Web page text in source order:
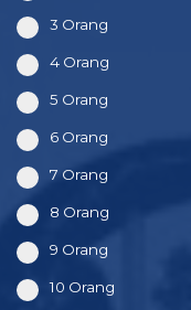
3 Orang
4 Orang
5 Orang
6 Orang
7 Orang
8 Orang
9 Orang
10 Orang